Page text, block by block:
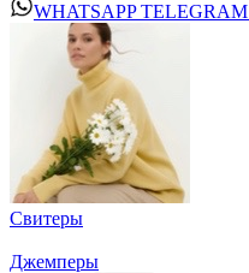
WHATSAPPTELEGRAM
Свитеры
Джемперы